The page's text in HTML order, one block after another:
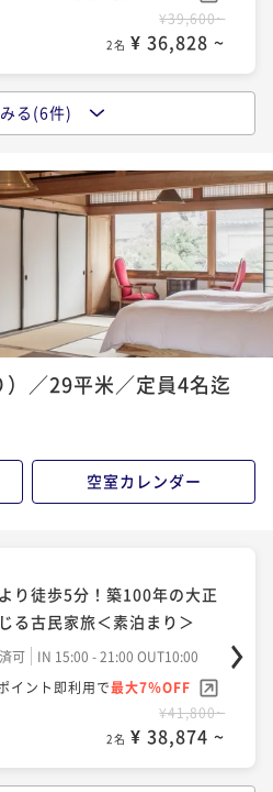
IN 15:00 - 17:30 OUT10:00
ポイント即利用で最大7％OFF
ト】出雲をじっくり味わい
き＞
可
IN 15:00 - 17:30 OUT10:00
ポイント即利用で最大7％OFF
¥112,800~
2名 ¥ 104,904 ~
最大7％OFF
¥69,200~
2名 ¥ 64,356 ~
モダンな古民家に泊まる地元
IN 15:00 - 17:30 OUT10:00
ポイント即利用で最大7％OFF
¥72,000~
2名 ¥ 66,960 ~
社より徒歩5分！風土薫
IN 15:00 - 17:30 OUT10:00
イント即利用で最大7％OFF
ト】出雲をじっくり味わい
き＞
IN 15:00 - 17:30 OUT10:00
ポイント即利用で最大7％OFF
¥39,600~
2名 ¥ 36,828 ~
で味わう島根の恵み 朝食付
可
IN 15:00 - 21:00 OUT10:00
ポイント即利用で 最大7％OFF
¥46,200~
2名 ¥ 42,966 ~
薫る"香りのフレンチ"で出
朝食付き＞
ポイント即利用で最大7％OFF
¥67,200~
る"香りのフレンチ"で出
朝食付き＞
可
IN 15:00 - 17:30 OUT10:00
最大7％OFF
¥69,200~
2名 ¥ 64,356 ~
る(6件)
）／29平米／定員4名迄
空室カレンダー
り徒歩5分！築100年の大正
る古民家旅＜素泊まり＞
可
IN 15:00 - 21:00 OUT10:00
イント即利用で最大7％OFF
¥41,800~
2名 ¥ 38,874 ~